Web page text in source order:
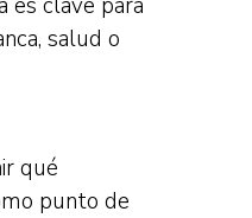
salud o
qué
punto de